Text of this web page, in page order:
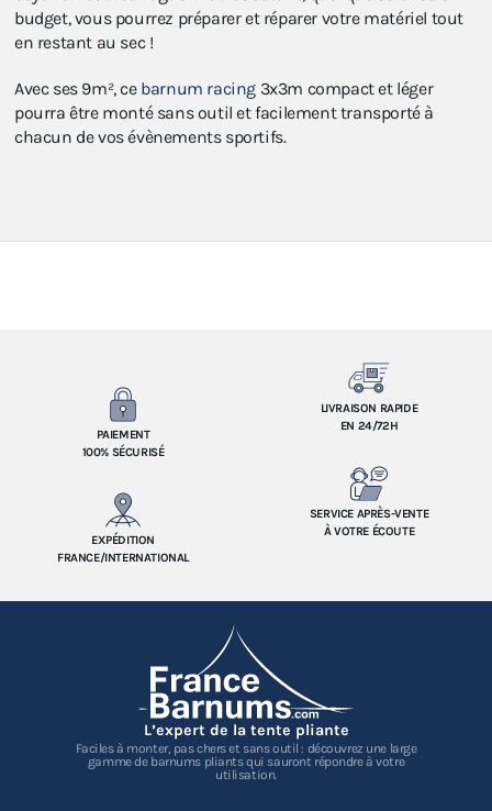
budget, vous pourrez préparer et réparer votre matériel tout
en restant au sec !
Avec ses 9m², ce barnum racing 3x3m compact et léger
pourra être monté sans outil et facilement transporté à
chacun de vos évènements sportifs.
PAIEMENT
100% SÉCURISÉ
LIVRAISON RAPIDE
EN 24/72H
EXPÉDITION
FRANCE/INTERNATIONAL
SERVICE APRÈS-VENTE
À VOTRE ÉCOUTE
L’expert de la tente pliante
Faciles à monter, pas chers et sans outil : découvrez une large
gamme de barnums pliants qui sauront répondre à votre
utilisation.